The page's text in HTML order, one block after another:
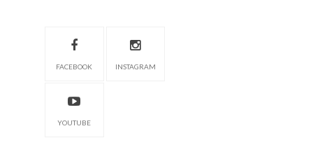
FACEBOOK INSTAGRAM
YOUTUBE